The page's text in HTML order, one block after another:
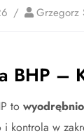
Grzegorz
BHP –
to
i kontrola w